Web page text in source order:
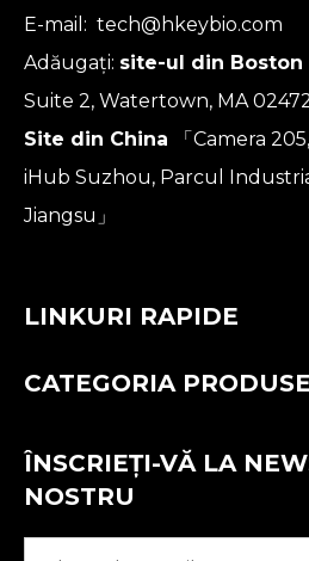
E-mail: tech@hkeybio.com
Adăugați: site-ul din Boston
Suite 2, Watertown, MA 02472
Site din China
「Camera
iHub Suzhou, Parcul
Jiangsu」
LINKURI RAPIDE
CATEGORIA PRODUSE
ÎNSCRIEȚI-VĂ LA
NOSTRU